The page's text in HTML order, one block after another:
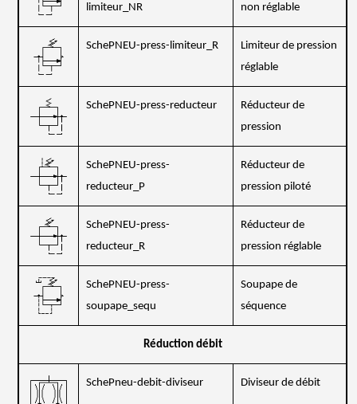
limiteur_NR
non réglable
SchePNEU-press-limiteur_R
Limiteur de pression
réglable
SchePNEU-press-reducteur
Réducteur de
pression
SchePNEU-press-
reducteur_P
Réducteur de
pression piloté
SchePNEU-press-
reducteur_R
Réducteur de
pression réglable
SchePNEU-press-
soupape_sequ
Soupape de
séquence
Réduction débit
SchePneu-debit-diviseur Diviseur de débit